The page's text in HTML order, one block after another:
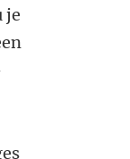
je